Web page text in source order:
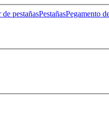
pestañasPestañasPegamento